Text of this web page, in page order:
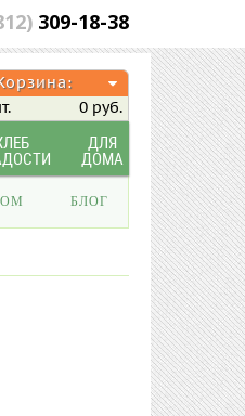
309-18-38
0 руб.
ДЛЯ
ДОМА
БЛОГ